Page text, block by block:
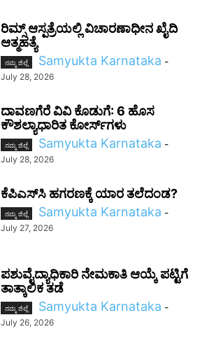
ರಿಮ್ಸ್ ಆಸ್ಪತ್ರೆಯಲ್ಲಿ ವಿಚಾರಣಾಧೀನ ಖೈದಿ
ಆತ್ಮಹತ್ಯೆ
ನಮ್ಮ ಜಿಲ್ಲೆ Samyukta Karnataka -
July 28, 2026
ದಾವಣಗೆರೆ ವಿವಿ ಕೊಡುಗೆ: 6 ಹೊಸ
ಕೌಶಲ್ಯಾಧಾರಿತ ಕೋರ್ಸ್‌ಗಳು
ನಮ್ಮ ಜಿಲ್ಲೆ Samyukta Karnataka -
July 28, 2026
ಕೆಪಿಎಸ್‌ಸಿ ಹಗರಣಕ್ಕೆ ಯಾರ ತಲೆದಂಡ?
ನಮ್ಮ ಜಿಲ್ಲೆ Samyukta Karnataka -
July 27, 2026
ಪಶುವೈದ್ಯಾಧಿಕಾರಿ ನೇಮಕಾತಿ ಆಯ್ಕೆ ಪಟ್ಟಿಗೆ
ತಾತ್ಕಾಲಿಕ ತಡೆ
ನಮ್ಮ ಜಿಲ್ಲೆ Samyukta Karnataka -
July 26, 2026